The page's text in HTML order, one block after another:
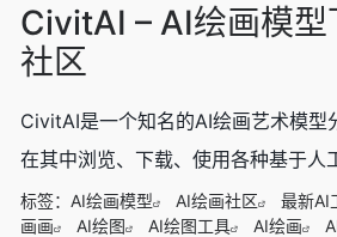
CivitAI – AI绘画模型
社区
CivitAI是一个知名的AI绘画艺术模型
在其中浏览、下载、使用各种基于人
标签： AI绘画模型 AI绘画社区 最新AI
画画
AI绘图 AI绘图工具 AI绘画